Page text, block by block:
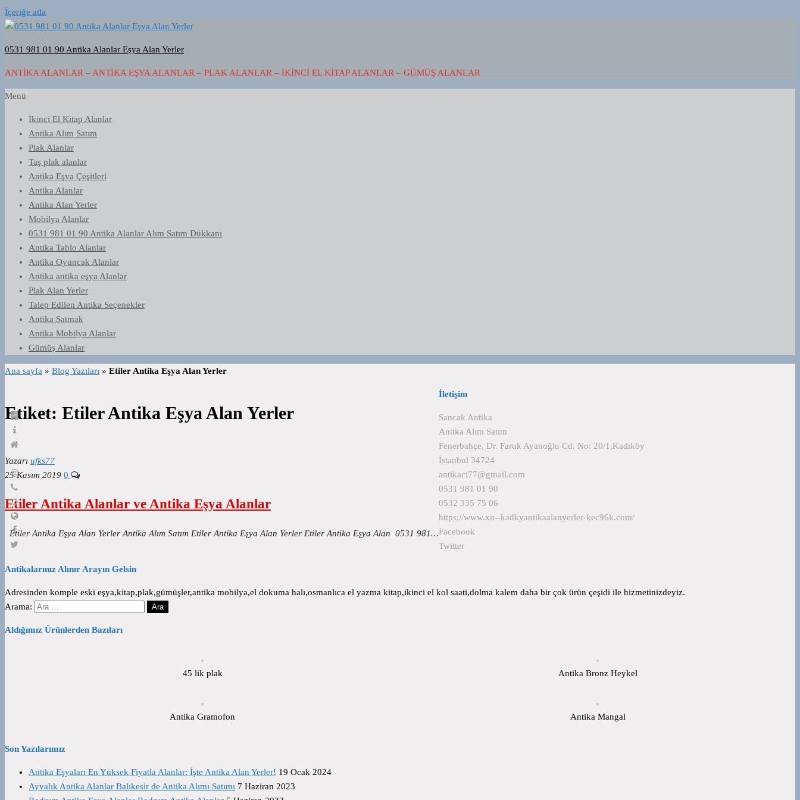
İçeriğe atla
0531 981 01 90 Antika Alanlar Eşya Alan Yerler
ANTIKA ALANLAR – ANTIKA EŞYA ALANLAR – PLAK ALANLAR – İKINCI EL KITAP ALANLAR – GÜMÜŞ ALANLAR
Menü
İkinci El Kitap Alanlar
Antika Alım Satım
Plak Alanlar
Taş plak alanlar
Antika Eşya Çeşitleri
Antika Alanlar
Antika Alan Yerler
Mobilya Alanlar
0531 981 01 90 Antika Alanlar Alım Satım Dükkanı
Antika Tablo Alanlar
Antika Oyuncak Alanlar
Antika antika eşya Alanlar
Plak Alan Yerler
Talep Edilen Antika Seçenekler
Antika Satmak
Antika Mobilya Alanlar
Gümüş Alanlar
Ana sayfa » Blog Yazıları » Etiler Antika Eşya Alan Yerler
Etiket: Etiler Antika Eşya Alan Yerler
Yazarı ufks77
25 Kasım 2019 0
Etiler Antika Alanlar ve Antika Eşya Alanlar
Etiler Antika Eşya Alan Yerler Antika Alım Satım Etiler Antika Eşya Alan Yerler Etiler Antika Eşya Alan 0531 981…
İletişim
Sancak Antika
Antika Alım Satım
Fenerbahçe, Dr. Faruk Ayanoğlu Cd. No: 20/1,Kadıköy
İstanbul 34724
antikaci77@gmail.com
0531 981 01 90
0532 335 75 06
https://www.xn--kadkyantikaalanyerler-kec96k.com/
Facebook
Twitter
Antikalarınız Alınır Arayın Gelsin
Adresinden komple eski eşya,kitap,plak,gümüşler,antika mobilya,el dokuma halı,osmanlıca el yazma kitap,ikinci el kol saati,dolma kalem daha bir çok ürün çeşidi ile hizmetinizdeyiz.
Arama:
Aldığımız Ürünlerden Bazıları
45 lik plak Antika Bronz Heykel
Antika Gramofon Antika Mangal
Son Yazılarımız
Antika Eşyaları En Yüksek Fiyatla Alanlar: İşte Antika Alan Yerler! 19 Ocak 2024
Ayvalık Antika Alanlar Balıkesir de Antika Alımı Satımı 7 Haziran 2023